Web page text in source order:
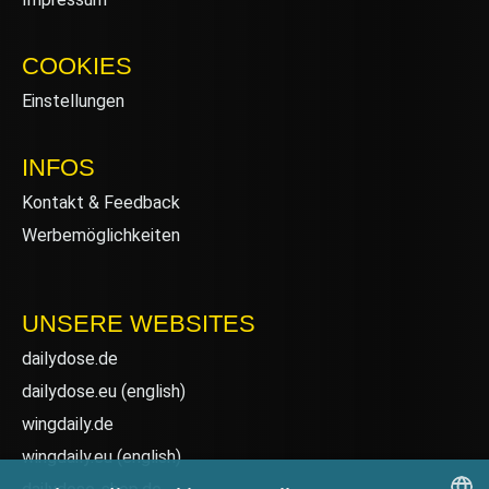
COOKIES
Einstellungen
INFOS
Kontakt & Feedback
Werbemöglichkeiten
UNSERE WEBSITES
dailydose.de
dailydose.eu (english)
wingdaily.de
wingdaily.eu(english)